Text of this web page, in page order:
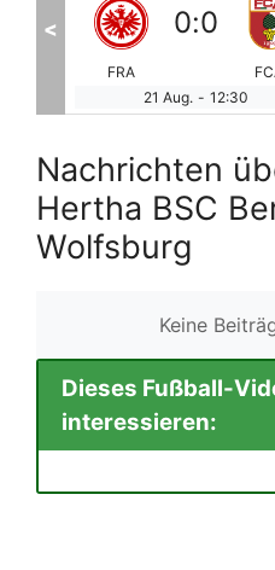
SCF
2:1
21 Aug. - 12:30
<
Nachrichten
Hertha BSC
Wolfsburg
Keine
Dieses Fußball-
interessieren: